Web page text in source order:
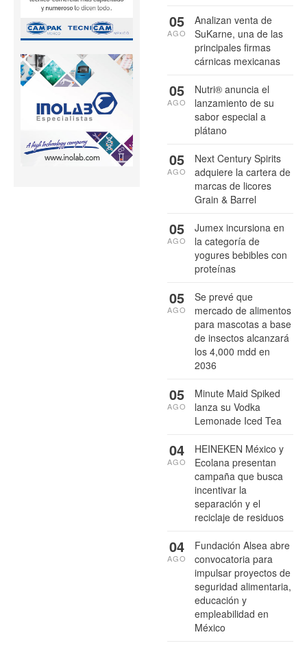
Analizan venta de
SuKarne, una de las
principales firmas
cárnicas mexicanas
05
AGO
Nutri® anuncia el
lanzamiento de su
sabor especial a
plátano
05
AGO
Next Century Spirits
adquiere la cartera de
marcas de licores
Grain & Barrel
05
AGO
Jumex incursiona en
la categoría de
yogures bebibles con
proteínas
05
AGO
Se prevé que
mercado de alimentos
para mascotas a base
de insectos alcanzará
los 4,000 mdd en
2036
05
AGO
Minute Maid Spiked
lanza su Vodka
Lemonade Iced Tea
05
AGO
HEINEKEN México y
Ecolana presentan
campaña que busca
incentivar la
separación y el
reciclaje de residuos
04
AGO
Fundación Alsea abre
convocatoria para
impulsar proyectos de
seguridad alimentaria,
educación y
empleabilidad en
México
04
AGO